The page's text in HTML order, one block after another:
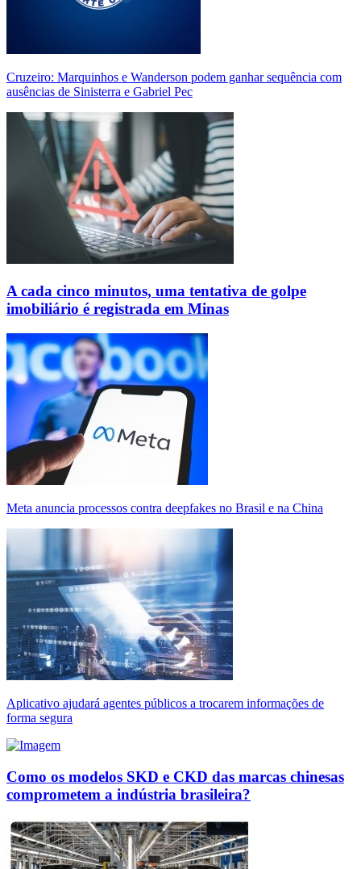
Cruzeiro: Marquinhos e Wanderson podem ganhar sequência com
ausências de Sinisterra e Gabriel Pec
A cada cinco minutos, uma tentativa de golpe
imobiliário é registrada em Minas
Meta anuncia processos contra deepfakes no Brasil e na China
Aplicativo ajudará agentes públicos a trocarem informações de
forma segura
Como os modelos SKD e CKD das marcas chinesas
comprometem a indústria brasileira?